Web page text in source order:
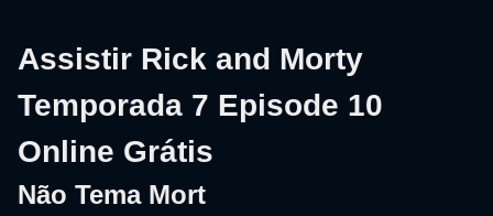
Assistir Rick and Morty
Temporada 7 Episode 10
Online Grátis
Não Tema Mort